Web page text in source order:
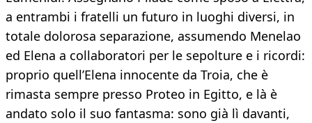
a entrambi i fratelli un futuro in luoghi diversi, in
totale dolorosa separazione, assumendo Menelao
ed Elena a collaboratori per le sepolture e i ricordi:
proprio quell’Elena innocente da Troia, che è
rimasta sempre presso Proteo in Egitto, e là è
andato solo il suo fantasma: sono già lì davanti,